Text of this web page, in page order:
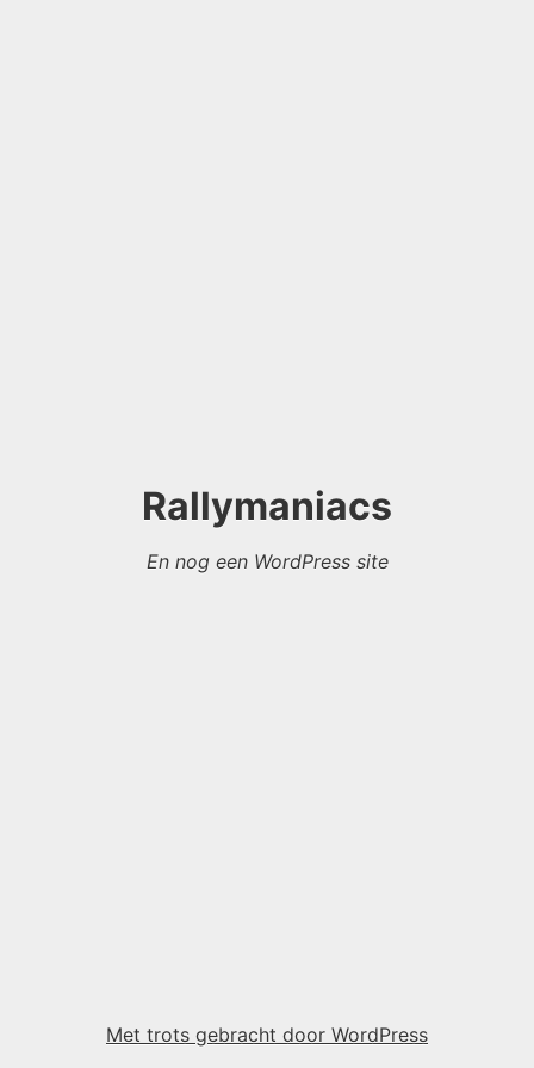
Rallymaniacs
En nog een WordPress site
Met trots gebracht door WordPress